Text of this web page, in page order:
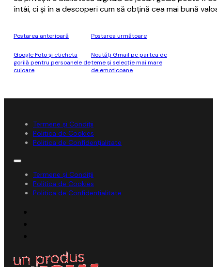
întâi, ci și în a descoperi cum să obțină cea mai bună
Postarea anterioară
Google Foto și eticheta
gorilă pentru persoanele de
culoare
Postarea următoare
Noutăți Gmail pe partea de
teme și selecție mai mare
de emoticoane
Termene și Condiții
Politica de Cookies
Politica de Confidențialitate
Termene și Condiții
Politica de Cookies
Politica de Confidențialitate